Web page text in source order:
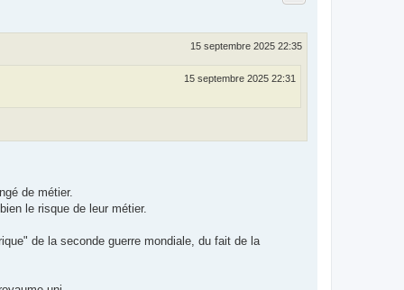
15 septembre 2025 22:35
15 septembre 2025 22:31
de métier.
le risque de leur métier.
de la seconde guerre mondiale, du fait de la